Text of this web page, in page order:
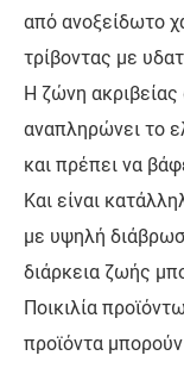
από ανοξείδωτο
τρίβοντας με
Η ζώνη
αναπληρώνει το
και πρέπει να
Και είναι
με υψηλή
διάρκεια ζωής
Ποικιλία
προϊόντα